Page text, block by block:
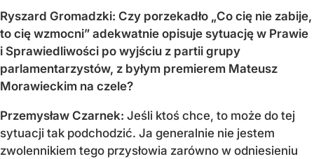
Ryszard Gromadzki: Czy porzekadło „Co cię nie zabije,
to cię wzmocni” adekwatnie opisuje sytuację w Prawie
i Sprawiedliwości po wyjściu z partii grupy
parlamentarzystów, z byłym premierem Mateusz
Morawieckim na czele?
Przemysław Czarnek: Jeśli ktoś chce, to może do tej
sytuacji tak podchodzić. Ja generalnie nie jestem
zwolennikiem tego przysłowia zarówno w odniesieniu